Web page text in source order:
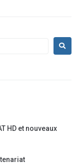
HD et nouveaux